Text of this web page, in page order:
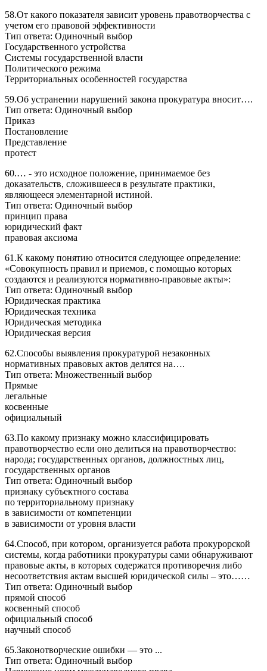
58.От какого показателя зависит уровень правотворчества с
учетом его правовой эффективности
Тип ответа: Одиночный выбор
Государственного устройства
Системы государственной власти
Политического режима
Территориальных особенностей государства
59.Об устранении нарушений закона прокуратура вносит….
Тип ответа: Одиночный выбор
Приказ
Постановление
Представление
протест
60.… - это исходное положение, принимаемое без
доказательств, сложившееся в результате практики,
являющееся элементарной истиной.
Тип ответа: Одиночный выбор
принцип права
юридический факт
правовая аксиома
61.К какому понятию относится следующее определение:
«Совокупность правил и приемов, с помощью которых
создаются и реализуются нормативно-правовые акты»:
Тип ответа: Одиночный выбор
Юридическая практика
Юридическая техника
Юридическая методика
Юридическая версия
62.Способы выявления прокуратурой незаконных
нормативных правовых актов делятся на….
Тип ответа: Множественный выбор
Прямые
легальные
косвенные
официальный
63.По какому признаку можно классифицировать
правотворчество если оно делиться на правотворчество:
народа; государственных органов, должностных лиц,
государственных органов
Тип ответа: Одиночный выбор
признаку субъектного состава
по территориальному признаку
в зависимости от компетенции
в зависимости от уровня власти
64.Способ, при котором, организуется работа прокурорской
системы, когда работники прокуратуры сами обнаруживают
правовые акты, в которых содержатся противоречия либо
несоответствия актам высшей юридической силы – это……
Тип ответа: Одиночный выбор
прямой способ
косвенный способ
официальный способ
научный способ
65.Законотворческие ошибки — это ...
Тип ответа: Одиночный выбор